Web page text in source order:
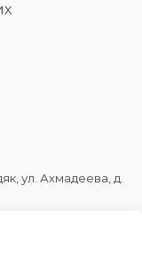
ул. Ахмадеева, д.